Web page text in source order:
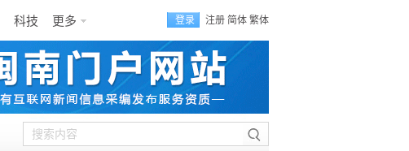
科技 更多 登录 注册 简体 繁体